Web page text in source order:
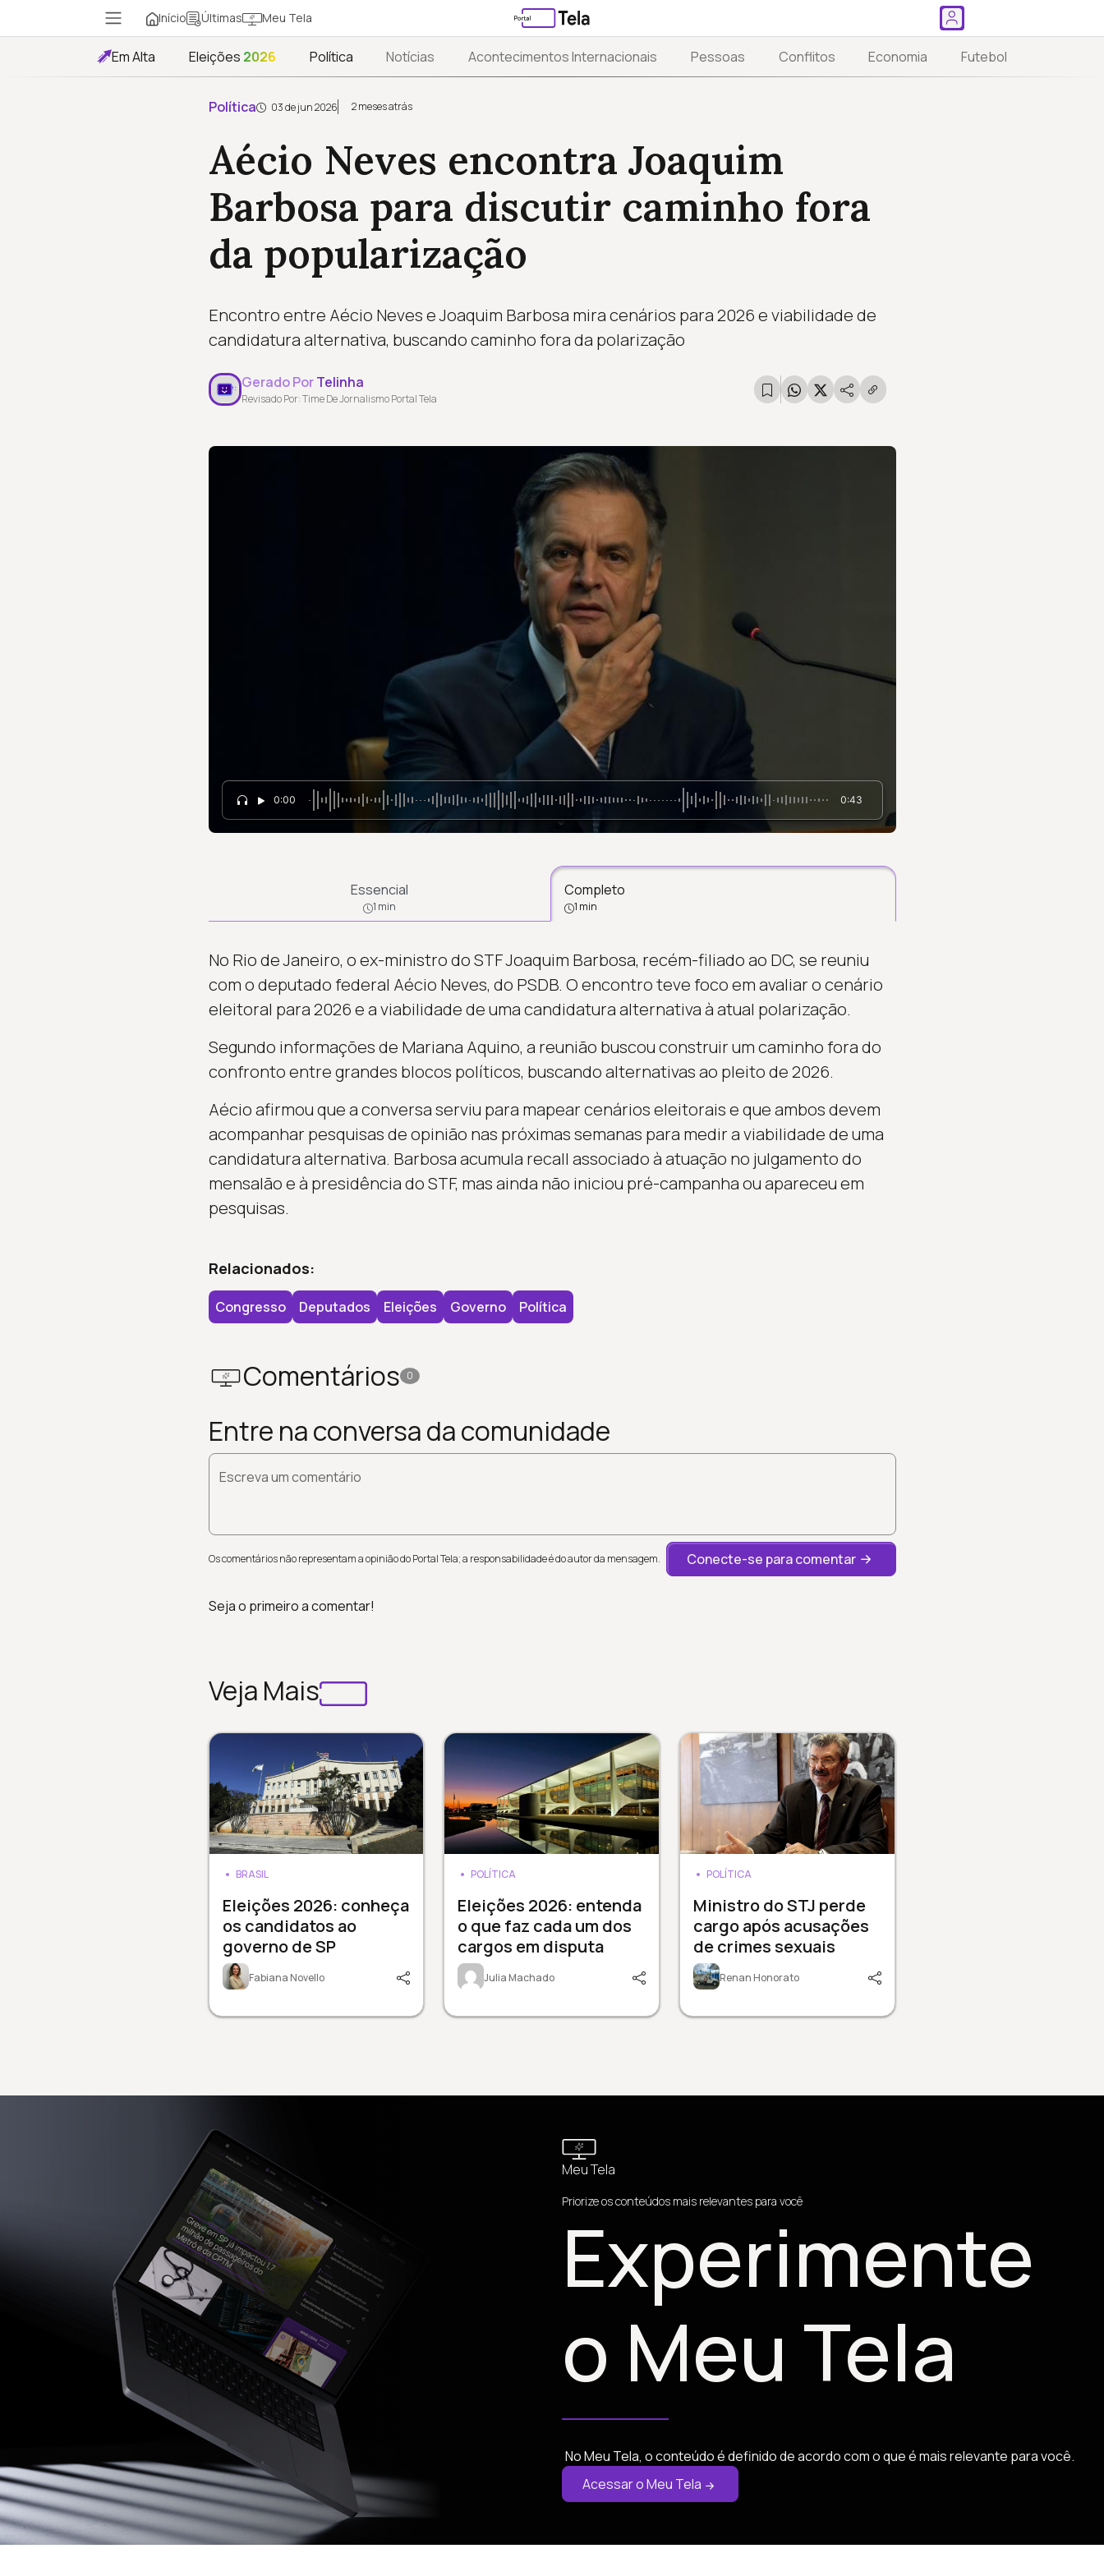
Início Últimas Meu Tela
Em Alta Eleições 2026 Política Notícias Acontecimentos Internacionais Pessoas Conflitos Economia Futebol
Política 03 de jun 2026 2 meses atrás
Aécio Neves encontra Joaquim
Barbosa para discutir caminho fora
da popularização
Encontro entre Aécio Neves e Joaquim Barbosa mira cenários para 2026 e viabilidade de
candidatura alternativa, buscando caminho fora da polarização
Gerado PorTelinha
Revisado Por: Time De Jornalismo Portal Tela
0:00 0:43
Essencial
1 min
Completo
1 min
No Rio de Janeiro, o ex-ministro do STF Joaquim Barbosa, recém-filiado ao DC, se reuniu
com o deputado federal Aécio Neves, do PSDB. O encontro teve foco em avaliar o cenário
eleitoral para 2026 e a viabilidade de uma candidatura alternativa à atual polarização.
Segundo informações de Mariana Aquino, a reunião buscou construir um caminho fora do
confronto entre grandes blocos políticos, buscando alternativas ao pleito de 2026.
Aécio afirmou que a conversa serviu para mapear cenários eleitorais e que ambos devem
acompanhar pesquisas de opinião nas próximas semanas para medir a viabilidade de uma
candidatura alternativa. Barbosa acumula recall associado à atuação no julgamento do
mensalão e à presidência do STF, mas ainda não iniciou pré-campanha ou apareceu em
pesquisas.
Relacionados:
Congresso Deputados Eleições Governo Política
Comentários 0
Entre na conversa da comunidade
Escreva um comentário
Os comentários não representam a opinião do Portal Tela; a responsabilidade é do autor da mensagem. Conecte-se para comentar
Seja o primeiro a comentar!
Veja Mais
BRASIL
Eleições 2026: conheça
os candidatos ao
governo de SP
Fabiana Novello
POLÍTICA
Eleições 2026: entenda
o que faz cada um dos
cargos em disputa
Julia Machado
POLÍTICA
Ministro do STJ perde
cargo após acusações
de crimes sexuais
Renan Honorato
Meu Tela
Priorize os conteúdos mais relevantes para você
Experimente
o Meu Tela
No Meu Tela, o conteúdo é definido de acordo com o que é mais relevante para você.
Acessar o Meu Tela